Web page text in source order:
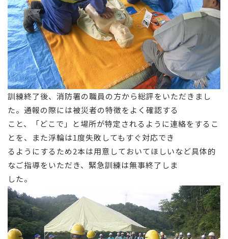
訓練終了後、消防署の職員の方から総評をいただきまし
た。通報の際には被災者の特徴をよく確認する
こと、「どこで」と場所が特定されるように連絡をするこ
とを、また浮輪は1度失敗してもすぐ対応でき
るようにするため2本は用意しておいてほしいなど具体的
なご指導をいただき、緊急訓練は無事終了しま
した。